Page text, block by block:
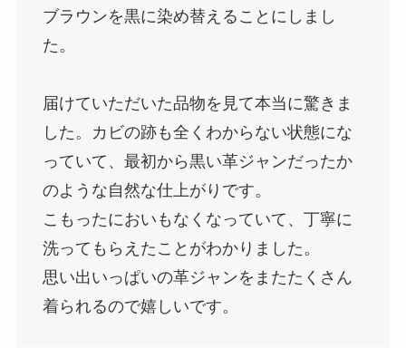
ブラウンを黒に染め替えることにしまし
た。
届けていただいた品物を見て本当に驚きま
した。カビの跡も全くわからない状態にな
っていて、最初から黒い革ジャンだったか
のような自然な仕上がりです。
こもったにおいもなくなっていて、丁寧に
洗ってもらえたことがわかりました。
思い出いっぱいの革ジャンをまたたくさん
着られるので嬉しいです。